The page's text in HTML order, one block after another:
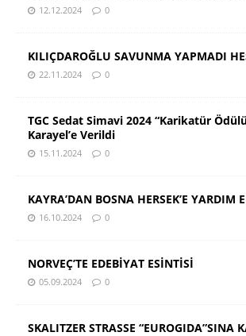
12.12.2024 0
KILIÇDAROĞLU SAVUNMA YAPMADI
22.11.2024 0
TGC Sedat Simavi 2024 “Karikatür
Karayel’e Verildi
15.11.2024 0
KAYRA’DAN BOSNA HERSEK’E YARDIM
16.10.2024 0
NORVEÇ’TE EDEBİYAT ESİNTİSİ
05.09.2024 0
SKALITZER STRASSE “EUROGIDA”SINA